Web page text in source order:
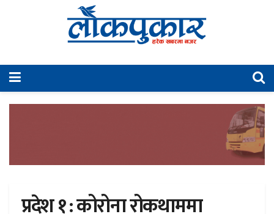
प्रदेश १ : कोरोना रोकथाममा